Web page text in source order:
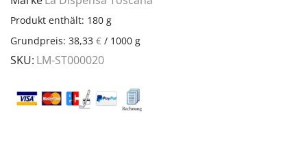
Produkt enthält: 180 g
Grundpreis: 38,33 € / 1000 g
SKU: LM-ST000020